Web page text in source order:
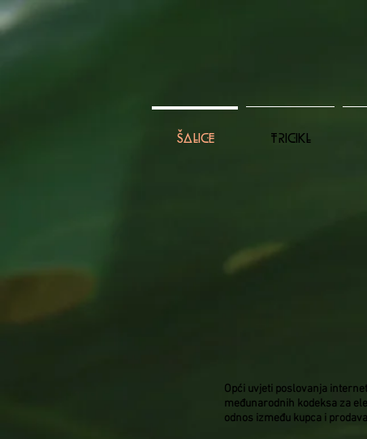
ŠALICE TRICIKL
Opći uvjeti poslovanja
međunarodnih kodeksa za
odnos između kupca i